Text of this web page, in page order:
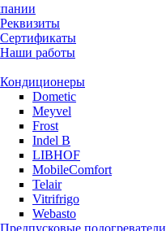
Реквизиты
Сертификаты
Наши работы
Кондиционеры
Dometic
Meyvel
Frost
Indel B
LIBHOF
MobileComfort
Telair
Vitrifrigo
Webasto
Предпусковые подогреватели